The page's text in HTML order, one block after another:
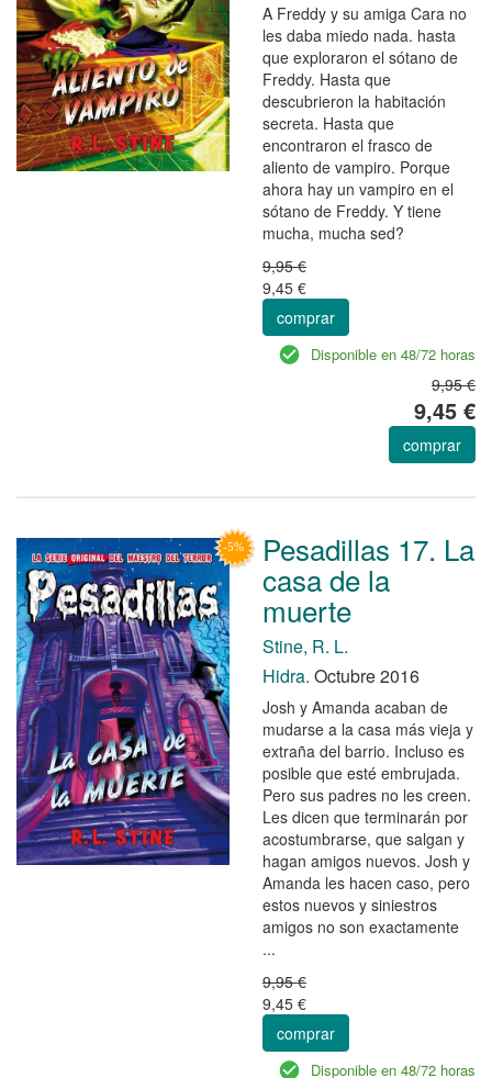
A Freddy y su amiga Cara no
les daba miedo nada. hasta
que exploraron el sótano de
Freddy. Hasta que
descubrieron la habitación
secreta. Hasta que
encontraron el frasco de
aliento de vampiro. Porque
ahora hay un vampiro en el
sótano de Freddy. Y tiene
mucha, mucha sed?
9,95 €
9,45 €
comprar
Disponible en 48/72 horas
9,95 €
9,45 €
comprar
Pesadillas 17. La
casa de la
muerte
Stine, R. L.
Hidra. Octubre 2016
Josh y Amanda acaban de
mudarse a la casa más vieja y
extraña del barrio. Incluso es
posible que esté embrujada.
Pero sus padres no les creen.
Les dicen que terminarán por
acostumbrarse, que salgan y
hagan amigos nuevos. Josh y
Amanda les hacen caso, pero
estos nuevos y siniestros
amigos no son exactamente
...
9,95 €
9,45 €
comprar
Disponible en 48/72 horas